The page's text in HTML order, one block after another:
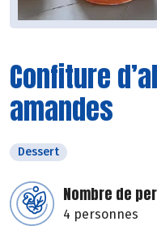
Confiture
amandes
Dessert
Nombre de
4 personnes